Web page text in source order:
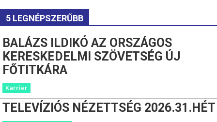
5 LEGNÉPSZERŰBB
BALÁZS ILDIKÓ AZ ORSZÁGOS
KERESKEDELMI SZÖVETSÉG ÚJ
FŐTITKÁRA
Karrier
TELEVÍZIÓS NÉZETTSÉG 2026.31.HÉT